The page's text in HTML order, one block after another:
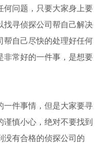
何问题，只要大家身上要
找寻侦探公司帮自己解决
帮自己尽快的处理好任何
非常好的一件事，是想要
一件事情，但是大家要寻
慎小心，绝对不要找到
没有合格的侦探公司的